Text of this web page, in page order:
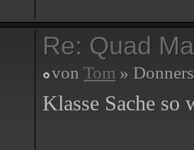
Re: Quad
von Tom »
Klasse Sache so